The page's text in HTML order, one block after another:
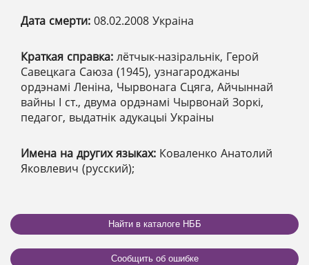
Дата смерти: 08.02.2008 Украіна
Краткая справка: лётчык-назіральнік, Герой
Савецкага Саюза (1945), узнагароджаны
ордэнамі Леніна, Чырвонага Сцяга, Айчыннай
вайны І ст., двума ордэнамі Чырвонай Зоркі,
педагог, выдатнік адукацыі Украіны
Имена на других языках: Коваленко Анатолий
Яковлевич (русский);
Найти в каталоге НББ
Сообщить об ошибке